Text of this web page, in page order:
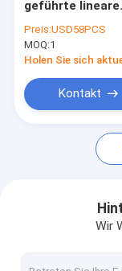
geführte lineare
gefährliche
Standort-
Beleuchtungen
Preis:USD58PCS
MOQ:1
Holen Sie sich
Kontakt
Wir